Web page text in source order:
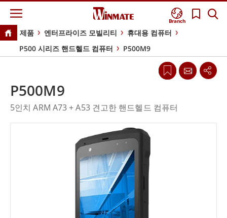
Branch
제품 엔터프라이즈 모빌리티
휴대용 컴퓨터
P500 시리즈 핸드헬드 컴퓨터
P500M9
P500M9
5인치 ARM A73 + A53 견고한 핸드헬드 컴퓨터